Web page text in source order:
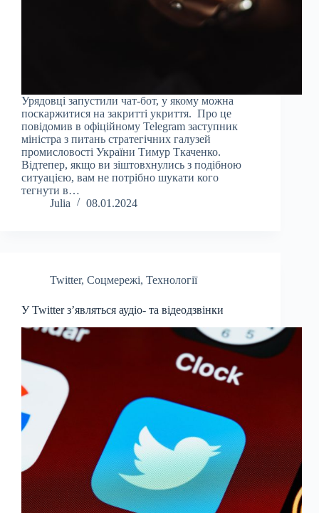
Урядовці запустили чат-бот, у якому можна
поскаржитися на закритті укриття. Про це
повідомив в офіційному Telegram заступник
міністра з питань стратегічних галузей
промисловості України Тимур Ткаченко.
Відтепер, якщо ви зіштовхнулись з подібною
ситуацією, вам не потрібно шукати кого
тегнути в…
Julia
08.01.2024
Twitter, Соцмережі, Технології
У Twitter з’являться аудіо- та відеодзвінки